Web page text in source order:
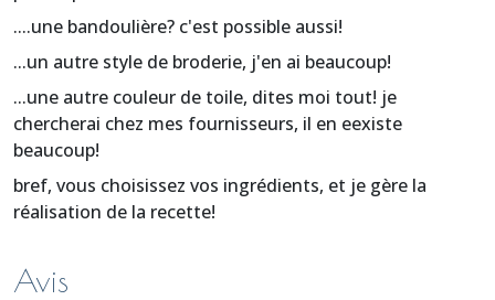
....une bandoulière? c'est possible aussi!
...un autre style de broderie, j'en ai beaucoup!
...une autre couleur de toile, dites moi tout! je
chercherai chez mes fournisseurs, il en eexiste
beaucoup!
bref, vous choisissez vos ingrédients, et je gère la
réalisation de la recette!
Avis